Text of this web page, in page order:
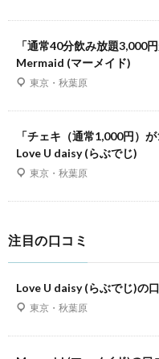
「通常40分飲み放題3,000
Mermaid (マーメイド)
東京・秋葉原
「チェキ（通常1,000円）
Love U daisy (らぶでじ)
東京・秋葉原
注目の口コミ
Love U daisy (らぶでじ)の
東京・秋葉原